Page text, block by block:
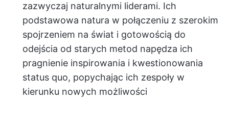
zazwyczaj naturalnymi liderami. Ich
podstawowa natura w połączeniu z szerokim
spojrzeniem na świat i gotowością do
odejścia od starych metod napędza ich
pragnienie inspirowania i kwestionowania
status quo, popychając ich zespoły w
kierunku nowych możliwości